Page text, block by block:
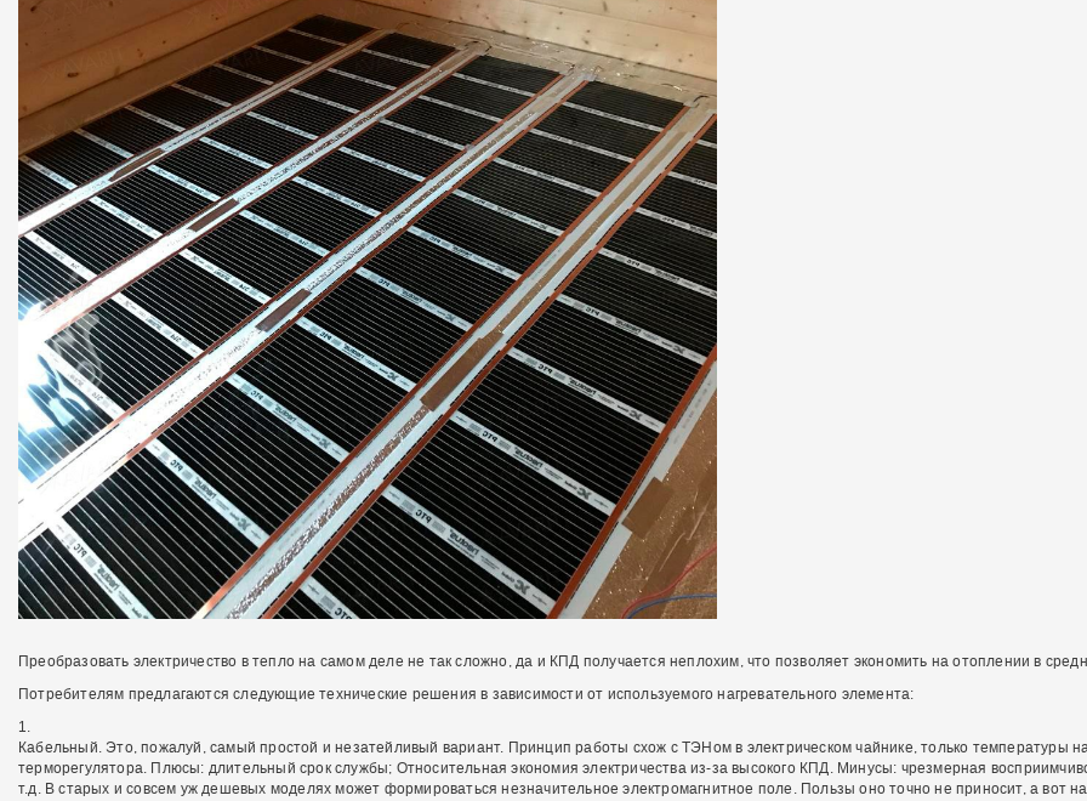
Преобразовать электричество в тепло на самом деле не так сложно, да и КПД получается неплохим, что позволяет экономить на отоплении в
Потребителям предлагаются следующие технические решения в зависимости от используемого нагревательного элемента:
Кабельный. Это, пожалуй, самый простой и незатейливый вариант. Принцип работы схож с ТЭНом в электрическом чайнике, только температуры
терморегулятора. Плюсы: длительный срок службы; Относительная экономия электричества из-за высокого КПД. Минусы: чрезмерная
т.д. В старых и совсем уж дешевых моделях может формироваться незначительное электромагнитное поле. Пользы оно точно не приносит, а вот